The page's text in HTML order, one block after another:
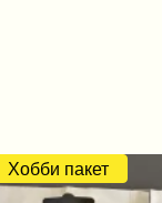
Хобби пакет